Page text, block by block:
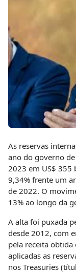
As reservas
ano do governo
2023 em US$ 355
9,34% frente um
de 2022. O
13% ao longo da
A alta foi puxada
desde 2012, com
pela receita
aplicadas as
nos Treasuries